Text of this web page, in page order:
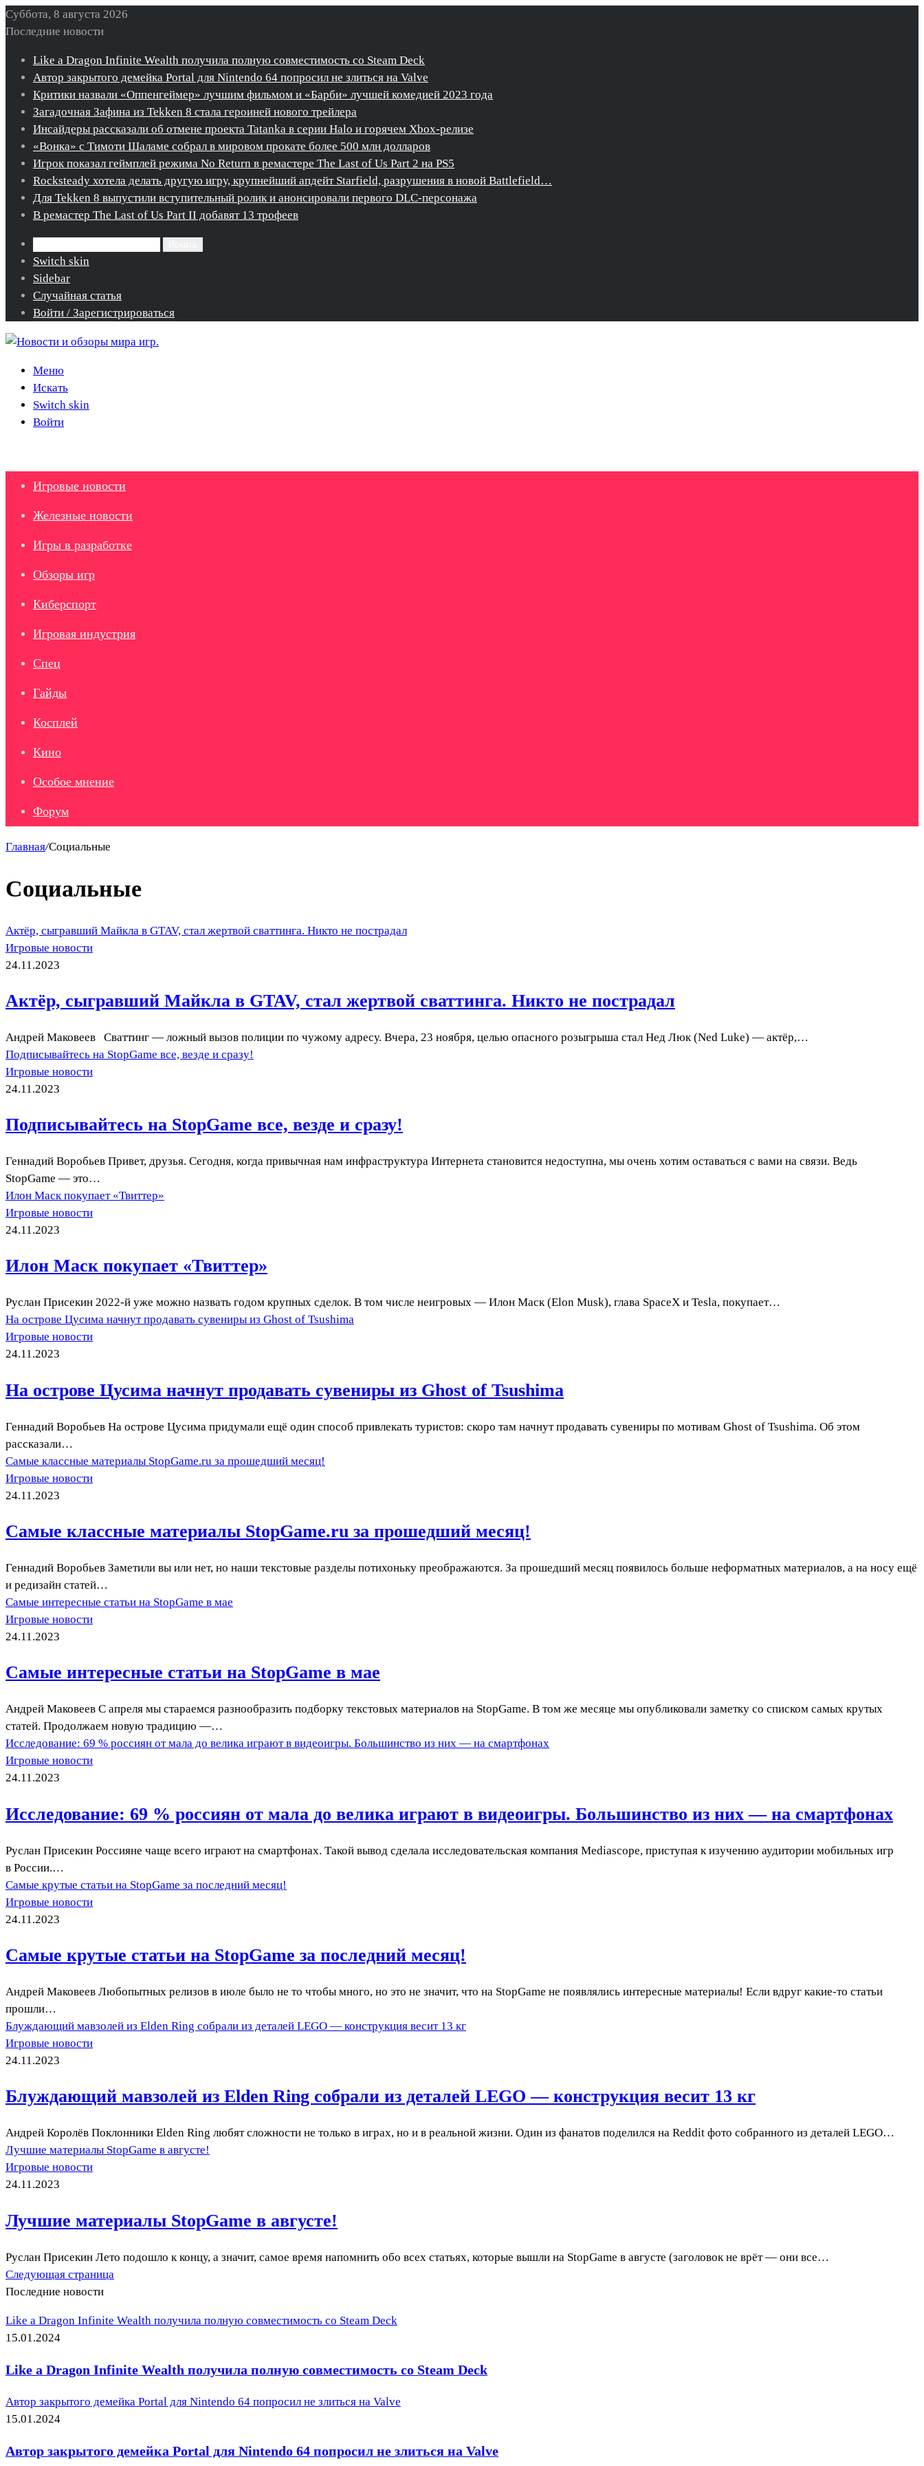
Суббота, 8 августа 2026
Последние новости
Like a Dragon Infinite Wealth получила полную совместимость со Steam Deck
Автор закрытого демейка Portal для Nintendo 64 попросил не злиться на Valve
Критики назвали «Оппенгеймер» лучшим фильмом и «Барби» лучшей комедией 2023 года
Загадочная Зафина из Tekken 8 стала героиней нового трейлера
Инсайдеры рассказали об отмене проекта Tatanka в серии Halo и горячем Xbox-релизе
«Вонка» с Тимоти Шаламе собрал в мировом прокате более 500 млн долларов
Игрок показал геймплей режима No Return в ремастере The Last of Us Part 2 на PS5
Rocksteady хотела делать другую игру, крупнейший апдейт Starfield, разрушения в новой Battlefield…
Для Tekken 8 выпустили вступительный ролик и анонсировали первого DLC-персонажа
В ремастер The Last of Us Part II добавят 13 трофеев
Switch skin
Sidebar
Случайная статья
Войти / Зарегистрироваться
Меню
Искать
Switch skin
Войти
Игровые новости
Железные новости
Игры в разработке
Обзоры игр
Киберспорт
Игровая индустрия
Спец
Гайды
Косплей
Кино
Особое мнение
Форум
Главная/Социальные
Социальные
Актёр, сыгравший Майкла в GTAV, стал жертвой сваттинга. Никто не пострадал
Игровые новости
24.11.2023
Актёр, сыгравший Майкла в GTAV, стал жертвой сваттинга. Никто не пострадал
Андрей Маковеев Сваттинг — ложный вызов полиции по чужому адресу. Вчера, 23 ноября, целью опасного розыгрыша стал Нед Люк (Ned Luke) — актёр,…
Подписывайтесь на StopGame все, везде и сразу!
Игровые новости
24.11.2023
Подписывайтесь на StopGame все, везде и сразу!
Геннадий Воробьев Привет, друзья. Сегодня, когда привычная нам инфраструктура Интернета становится недоступна, мы очень хотим оставаться с вами на связи. Ведь
StopGame — это…
Илон Маск покупает «Твиттер»
Игровые новости
24.11.2023
Илон Маск покупает «Твиттер»
Руслан Присекин 2022-й уже можно назвать годом крупных сделок. В том числе неигровых — Илон Маск (Elon Musk), глава SpaceX и Tesla, покупает…
На острове Цусима начнут продавать сувениры из Ghost of Tsushima
Игровые новости
24.11.2023
На острове Цусима начнут продавать сувениры из Ghost of Tsushima
Геннадий Воробьев На острове Цусима придумали ещё один способ привлекать туристов: скоро там начнут продавать сувениры по мотивам Ghost of Tsushima. Об этом
рассказали…
Самые классные материалы StopGame.ru за прошедший месяц!
Игровые новости
24.11.2023
Самые классные материалы StopGame.ru за прошедший месяц!
Геннадий Воробьев Заметили вы или нет, но наши текстовые разделы потихоньку преображаются. За прошедший месяц появилось больше неформатных материалов, а на носу ещё
и редизайн статей…
Самые интересные статьи на StopGame в мае
Игровые новости
24.11.2023
Самые интересные статьи на StopGame в мае
Андрей Маковеев С апреля мы стараемся разнообразить подборку текстовых материалов на StopGame. В том же месяце мы опубликовали заметку со списком самых крутых
статей. Продолжаем новую традицию —…
Исследование: 69 % россиян от мала до велика играют в видеоигры. Большинство из них — на смартфонах
Игровые новости
24.11.2023
Исследование: 69 % россиян от мала до велика играют в видеоигры. Большинство из них — на смартфонах
Руслан Присекин Россияне чаще всего играют на смартфонах. Такой вывод сделала исследовательская компания Mediascope, приступая к изучению аудитории мобильных игр
в России.…
Самые крутые статьи на StopGame за последний месяц!
Игровые новости
24.11.2023
Самые крутые статьи на StopGame за последний месяц!
Андрей Маковеев Любопытных релизов в июле было не то чтобы много, но это не значит, что на StopGame не появлялись интересные материалы! Если вдруг какие-то статьи
прошли…
Блуждающий мавзолей из Elden Ring собрали из деталей LEGO — конструкция весит 13 кг
Игровые новости
24.11.2023
Блуждающий мавзолей из Elden Ring собрали из деталей LEGO — конструкция весит 13 кг
Андрей Королёв Поклонники Elden Ring любят сложности не только в играх, но и в реальной жизни. Один из фанатов поделился на Reddit фото собранного из деталей LEGO…
Лучшие материалы StopGame в августе!
Игровые новости
24.11.2023
Лучшие материалы StopGame в августе!
Руслан Присекин Лето подошло к концу, а значит, самое время напомнить обо всех статьях, которые вышли на StopGame в августе (заголовок не врёт — они все…
Следующая страница
Последние новости
Like a Dragon Infinite Wealth получила полную совместимость со Steam Deck
15.01.2024
Like a Dragon Infinite Wealth получила полную совместимость со Steam Deck
Автор закрытого демейка Portal для Nintendo 64 попросил не злиться на Valve
15.01.2024
Автор закрытого демейка Portal для Nintendo 64 попросил не злиться на Valve